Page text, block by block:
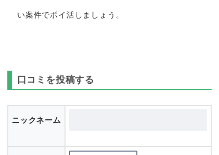
い案件でポイ活しましょう。
口コミを投稿する
ニックネーム